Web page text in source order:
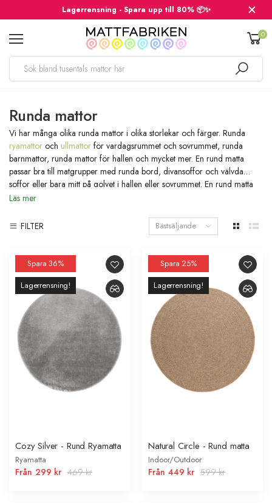
Lagerrensning - Spara upp till 80% 📦✨
0
Runda mattor
Vi har många olika runda mattor i olika storlekar och färger. Runda
ryamattor och ullmattor för vardagsrummet och sovrummet, runda
barnmattor, runda mattor för hallen och mycket mer. En rund matta
passar bra till matgrupper med runda bord, divansoffor och välvda
soffor eller bara mitt på golvet i hallen eller sovrummet. En rund matta
ger ett symmetriskt och mjukt intryck och är enkel att placera i rummet
Läs mer
FILTER Bästsäljande
Spara 36%
Lagerrensning!
Cozy Silver - Rund Ryamatta
Ryamatta
Från 299 kr 469 kr
Spara 25%
Lagerrensning!
Natural Circle - Rund matta
Indoor/Outdoor
Från 449 kr 599 kr